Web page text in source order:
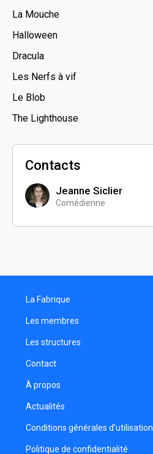
La Mouche
Halloween
Dracula
Les Nerfs à vif
Le Blob
The Lighthouse
Contacts
Jeanne Siclier
Comédienne
La Fabrique
Les membres
Les structures
Contact
À propos
Actualités
Conditions générales d'utilisation
Politique de confidentialité